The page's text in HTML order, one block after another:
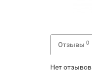
Отзывы 0
Нет